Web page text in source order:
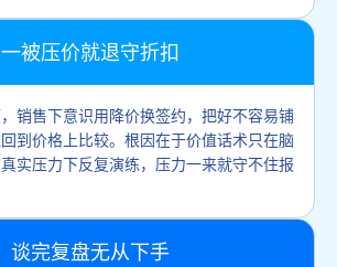
一被压价就退守折扣
销售下意识用降价换签约，把好不容易铺
到价格上比较。根因在于价值话术只在脑
实压力下反复演练，压力一来就守不住报
谈完复盘无从下手